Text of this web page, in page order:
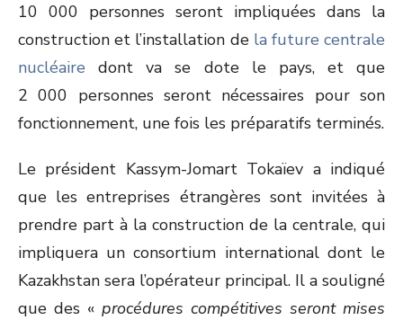
10 000 personnes seront impliquées dans la
construction et l’installation de la future centrale
nucléaire dont va se dote le pays, et que
2 000 personnes seront nécessaires pour son
fonctionnement, une fois les préparatifs terminés.
Le président Kassym-Jomart Tokaïev a indiqué
que les entreprises étrangères sont invitées à
prendre part à la construction de la centrale, qui
impliquera un consortium international dont le
Kazakhstan sera l’opérateur principal. Il a souligné
que des « procédures compétitives seront mises